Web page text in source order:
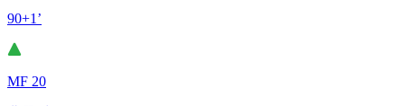
90+1’
MF 20